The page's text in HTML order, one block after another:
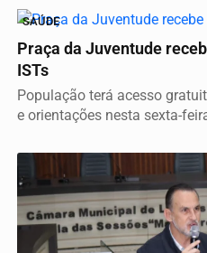
SAÚDE
Praça da Juventude
ISTs
População terá acesso
e orientações nesta sexta-